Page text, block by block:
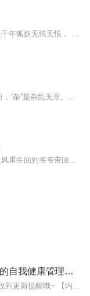
微习惯：简单到不能再简单的自我健康管理法则